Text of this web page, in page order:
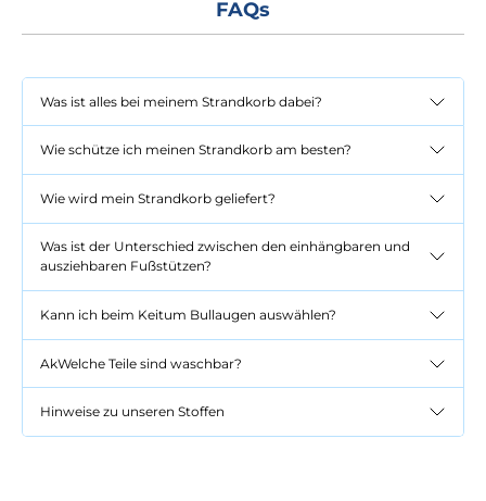
FAQs
Was ist alles bei meinem Strandkorb dabei?
Wie schütze ich meinen Strandkorb am besten?
Wie wird mein Strandkorb geliefert?
Was ist der Unterschied zwischen den einhängbaren und
ausziehbaren Fußstützen?
Kann ich beim Keitum Bullaugen auswählen?
AkWelche Teile sind waschbar?
Hinweise zu unseren Stoffen